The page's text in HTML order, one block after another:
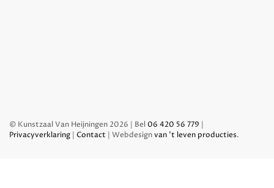
© Kunstzaal Van Heijningen 2026 | Bel 06 420 56 779 |
Privacyverklaring | Contact | Webdesignvan 't leven producties.